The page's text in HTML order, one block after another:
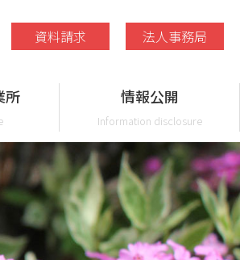
資料請求 法人事務局
所 情報公開
Information disclosure